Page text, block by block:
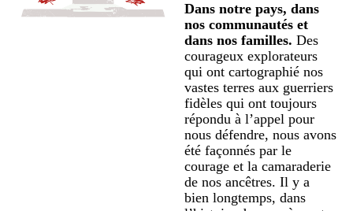
Dans notre pays, dans
nos communautés et
dans nos familles. Des
courageux explorateurs
qui ont cartographié nos
vastes terres aux guerriers
fidèles qui ont toujours
répondu à l’appel pour
nous défendre, nous avons
été façonnés par le
courage et la camaraderie
de nos ancêtres. Il y a
bien longtemps, dans